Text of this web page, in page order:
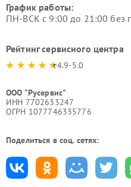
График работы:
ПН-ВСК с 9:00 до 21:00 без
Рейтинг сервисного центра
4.9-5.0
ООО "Русервис"
ИНН 7702633247
ОГРН 1077746335776
Поделиться в соц. сетях: